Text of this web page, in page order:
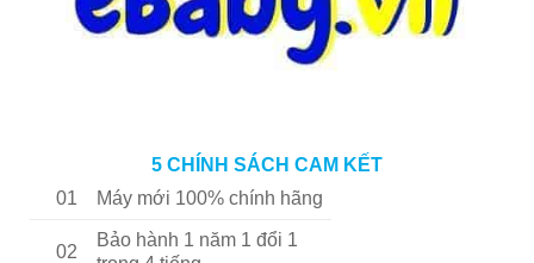
5 CHÍNH SÁCH CAM KẾT
01 Máy mới 100% chính hãng
02
Bảo hành 1 năm 1 đổi 1